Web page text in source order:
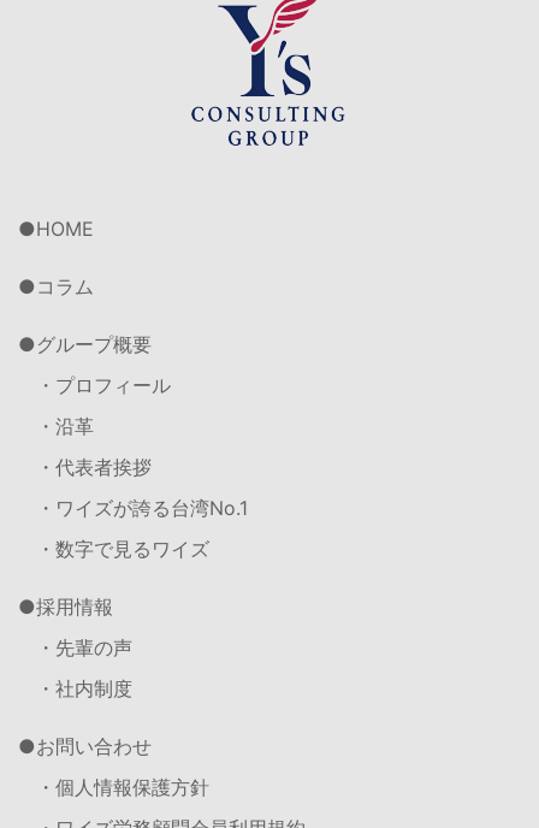
HOME
コラム
グループ概要
・プロフィール
・沿革
・代表者挨拶
・ワイズが誇る台湾No.1
・数字で見るワイズ
採用情報
・先輩の声
・社内制度
お問い合わせ
・個人情報保護方針